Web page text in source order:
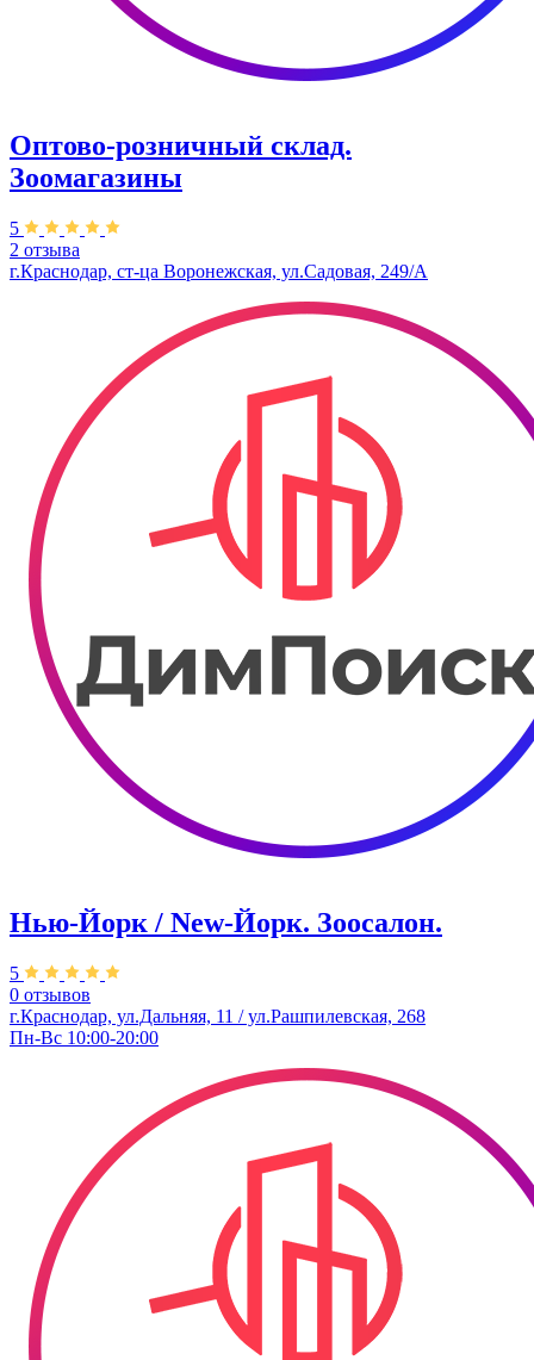
Оптово-розничный склад.
Зоомагазины
5
2 отзыва
г.Краснодар, ст-ца Воронежская, ул.Садовая, 249/А
Нью-Йорк / New-Йорк. Зоосалон.
5
0 отзывов
г.Краснодар, ул.Дальняя, 11 / ул.Рашпилевская, 268
Пн-Вс 10:00-20:00